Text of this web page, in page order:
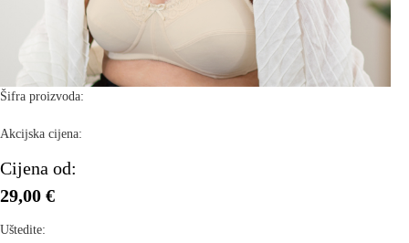
Šifra proizvoda:
Akcijska cijena:
Cijena od:
29,00 €
Uštedite: